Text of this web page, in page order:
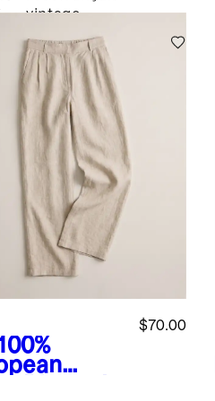
vintage
$70.00